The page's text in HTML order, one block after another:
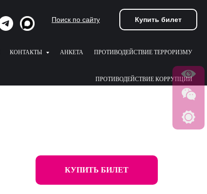
Поиск по сайту Купить билет
КОНТАКТЫ АНКЕТА ПРОТИВОДЕЙСТВИЕ ТЕРРОРИЗМУ
ПРОТИВОДЕЙСТВИЕ КОРРУПЦИИ
КУПИТЬ БИЛЕТ